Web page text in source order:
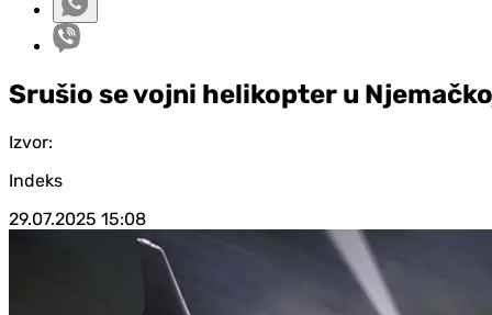
Srušio se vojni helikopter u
Izvor:
Indeks
29.07.2025 15:08